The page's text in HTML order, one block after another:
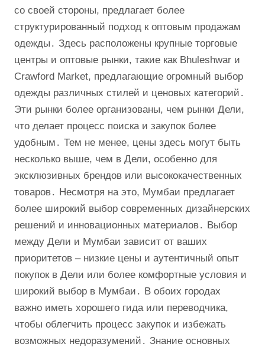
со своей стороны, предлагает более
структурированный подход к оптовым продажам
одежды․ Здесь расположены крупные торговые
центры и оптовые рынки, такие как Bhuleshwar и
Crawford Market, предлагающие огромный выбор
одежды различных стилей и ценовых категорий․
Эти рынки более организованы, чем рынки Дели,
что делает процесс поиска и закупок более
удобным․ Тем не менее, цены здесь могут быть
несколько выше, чем в Дели, особенно для
эксклюзивных брендов или высококачественных
товаров․ Несмотря на это, Мумбаи предлагает
более широкий выбор современных дизайнерских
решений и инновационных материалов․ Выбор
между Дели и Мумбаи зависит от ваших
приоритетов – низкие цены и аутентичный опыт
покупок в Дели или более комфортные условия и
широкий выбор в Мумбаи․ В обоих городах
важно иметь хорошего гида или переводчика,
чтобы облегчить процесс закупок и избежать
возможных недоразумений․ Знание основных